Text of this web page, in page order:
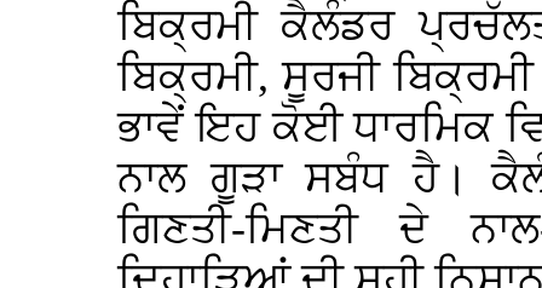
ਬਿਕ੍ਰਮੀ ਕੈਲੰਡਰ
ਬਿਕ੍ਰਮੀ, ਸੂਰਜੀ
ਭਾਵੇਂ ਇਹ ਕੋਈ ਧਾਰਮਿਕ
ਨਾਲ ਗੂੜਾ ਸਬੰਧ ਹੈ।
ਗਿਣਤੀ-ਮਿਣਤੀ ਦੇ